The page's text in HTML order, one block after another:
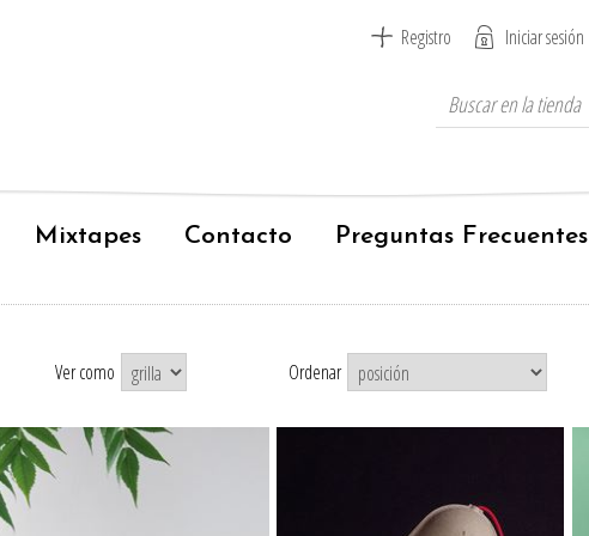
Registro Iniciar sesión
Mixtapes Contacto Preguntas Frecuentes
Ver como Ordenar